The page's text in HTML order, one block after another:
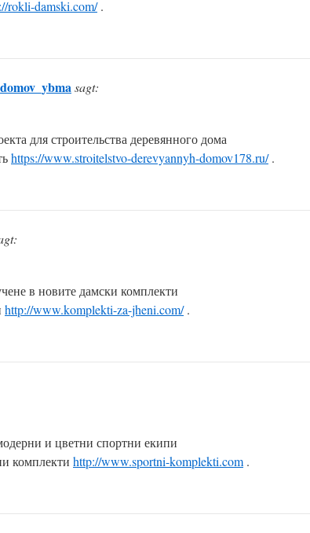
rokli-damski.com/.
sagt:
для строительства деревянного дома
https://www.stroitelstvo-derevyannyh-domov178.ru/.
в новите дамски комплекти
http://www.komplekti-za-jheni.com/.
и цветни спортни екипи
комплекти http://www.sportni-komplekti.com .